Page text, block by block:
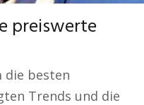
preiswerte
die besten
Trends und die